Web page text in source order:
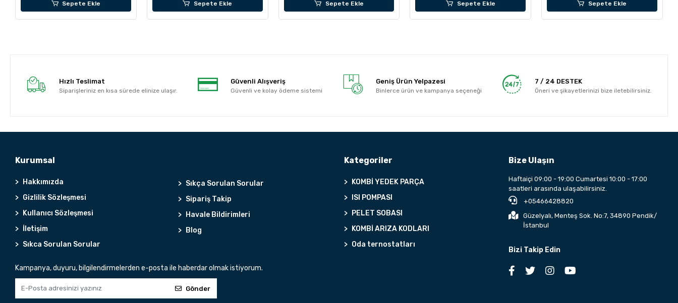
Sepete Ekle Sepete Ekle Sepete Ekle Sepete Ekle Sepete Ekle
Hızlı Teslimat
Siparişleriniz en kısa sürede elinize ulaşır.
Güvenli Alışveriş
Güvenli ve kolay ödeme sistemi
Geniş Ürün Yelpazesi
Binlerce ürün ve kampanya seçeneği
7 / 24 DESTEK
Öneri ve şikayetlerinizi bize iletebilirsiniz.
Kurumsal
Hakkımızda
Gizlilik Sözleşmesi
Kullanıcı Sözleşmesi
İletişim
Sıkca Sorulan Sorular
Sıkça Sorulan Sorular
Sipariş Takip
Havale Bildirimleri
Blog
Kampanya, duyuru, bilgilendirmelerden e-posta ile haberdar olmak istiyorum.
Gönder
Kategoriler
KOMBİ YEDEK PARÇA
ISI POMPASI
PELET SOBASI
KOMBİ ARIZA KODLARI
Oda ternostatları
Bize Ulaşın
Haftaiçi 09:00 - 19:00 Cumartesi 10:00 - 17:00
saatleri arasında ulaşabilirsiniz.
+05466428820
Güzelyalı, Menteş Sok. No:7, 34890 Pendik/
İstanbul
Bizi Takip Edin